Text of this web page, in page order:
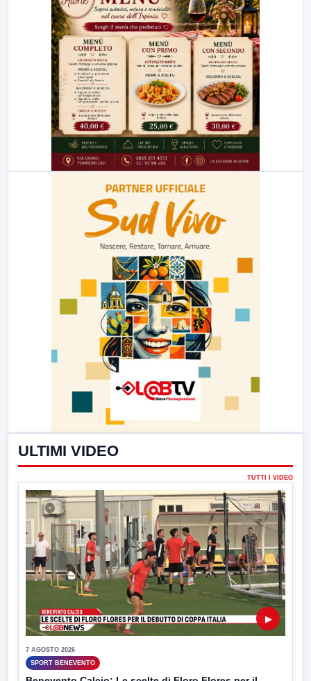
ULTIMI VIDEO
TUTTI I VIDEO
▶
7 AGOSTO 2026
SPORT BENEVENTO